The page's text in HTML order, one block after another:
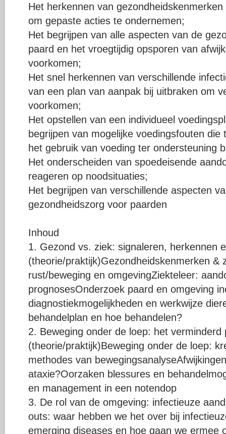
Het herkennen van
om gepaste acties te ondernemen;
Het begrijpen van alle aspecten van de
paard en het vroegtijdig opsporen van
voorkomen;
Het snel herkennen van verschillende
van een plan van aanpak bij uitbraken om
voorkomen;
Het opstellen van een individueel
begrijpen van mogelijke voedingsfouten
het gebruik van voeding ter ondersteuning
Het onderscheiden van spoedeisende
reageren op noodsituaties;
Het begrijpen van verschillende aspecten
gezondheidszorg voor paarden
Inhoud
1. Gezond vs. ziek: signaleren, herkennen
(theorie/praktijk)Gezondheidskenmerken &
rust/beweging en omgevingZiekteleer:
prognosesOnderzoek paard en omgeving
diagnostiekmogelijkheden en werkwijze
behandelplan en hoe behandelen?
2. Beweging onder de loep: het
(theorie/praktijk)Beweging onder de loep:
methodes van
ataxie?Oorzaken blessures en
en management in een notendop
3. De rol van de omgeving: infectieuze
outs: waar hebben we het over bij
emerging diseases en hoe gaan we ermee